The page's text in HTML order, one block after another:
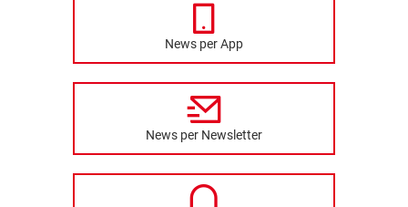
News per App
News per Newsletter